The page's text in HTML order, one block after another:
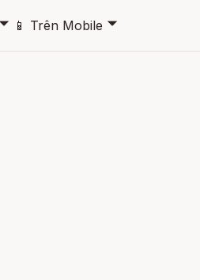
🞃 📱 Trên Mobile 🞃